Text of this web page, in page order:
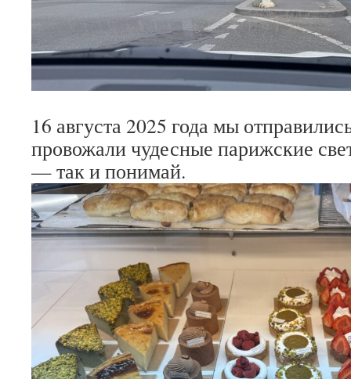
16 августа 2025 года мы
провожали чудесные парижские
— так и понимай.